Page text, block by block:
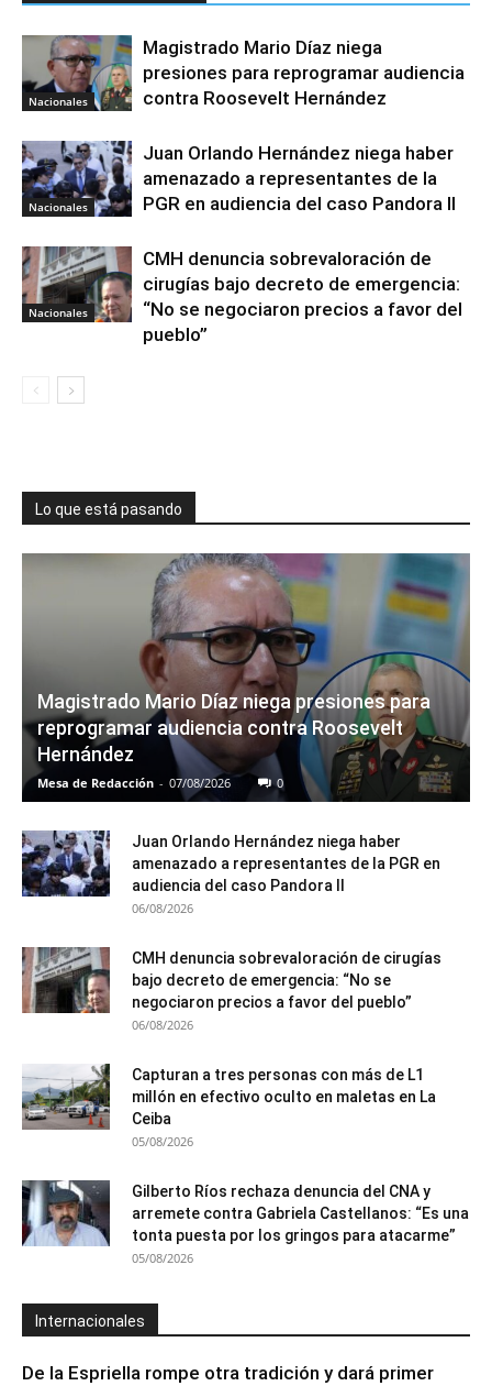
Nacionales
Magistrado Mario Díaz niega
presiones para reprogramar audiencia
contra Roosevelt Hernández
Nacionales
Juan Orlando Hernández niega haber
amenazado a representantes de la
PGR en audiencia del caso Pandora II
Nacionales
CMH denuncia sobrevaloración de
cirugías bajo decreto de emergencia:
“No se negociaron precios a favor del
pueblo”
Lo que está pasando
Magistrado Mario Díaz niega presiones para
reprogramar audiencia contra Roosevelt
Hernández
Mesa de Redacción - 07/08/2026 0
Juan Orlando Hernández niega haber
amenazado a representantes de la PGR en
audiencia del caso Pandora II
06/08/2026
CMH denuncia sobrevaloración de cirugías
bajo decreto de emergencia: “No se
negociaron precios a favor del pueblo”
06/08/2026
Capturan a tres personas con más de L1
millón en efectivo oculto en maletas en La
Ceiba
05/08/2026
Gilberto Ríos rechaza denuncia del CNA y
arremete contra Gabriela Castellanos: “Es una
tonta puesta por los gringos para atacarme”
05/08/2026
Internacionales
De la Espriella rompe otra tradición y dará primer